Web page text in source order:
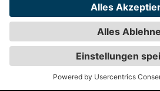
Teilnahmebedingungen
Privatsphäre